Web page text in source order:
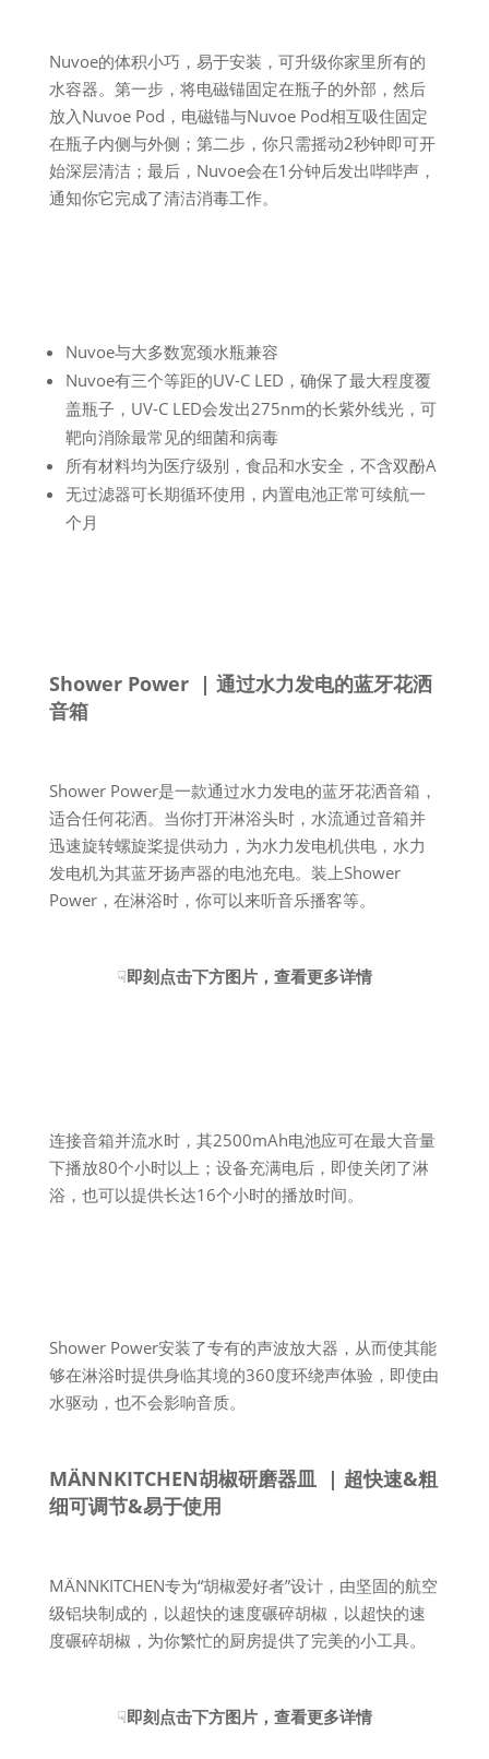
Nuvoe的体积小巧，易于安装，可升级你家里所有的
水容器。第一步，将电磁锚固定在瓶子的外部，然后
放入Nuvoe Pod，电磁锚与Nuvoe Pod相互吸住固定
在瓶子内侧与外侧；第二步，你只需摇动2秒钟即可开
始深层清洁；最后，Nuvoe会在1分钟后发出哔哔声，
通知你它完成了清洁消毒工作。
Nuvoe与大多数宽颈水瓶兼容
Nuvoe有三个等距的UV-C LED，确保了最大程度覆
盖瓶子，UV-C LED会发出275nm的长紫外线光，可
靶向消除最常见的细菌和病毒
所有材料均为医疗级别，食品和水安全，不含双酚A
无过滤器可长期循环使用，内置电池正常可续航一
个月
Shower Power | 通过水力发电的蓝牙花洒
音箱
Shower Power是一款通过水力发电的蓝牙花洒音箱，
适合任何花洒。当你打开淋浴头时，水流通过音箱并
迅速旋转螺旋桨提供动力，为水力发电机供电，水力
发电机为其蓝牙扬声器的电池充电。装上Shower
Power，在淋浴时，你可以来听音乐播客等。
☟即刻点击下方图片，查看更多详情
连接音箱并流水时，其2500mAh电池应可在最大音量
下播放80个小时以上；设备充满电后，即使关闭了淋
浴，也可以提供长达16个小时的播放时间。
Shower Power安装了专有的声波放大器，从而使其能
够在淋浴时提供身临其境的360度环绕声体验，即使由
水驱动，也不会影响音质。
MÄNNKITCHEN胡椒研磨器皿 | 超快速&粗
细可调节&易于使用
MÄNNKITCHEN专为“胡椒爱好者”设计，由坚固的航空
级铝块制成的，以超快的速度碾碎胡椒，以超快的速
度碾碎胡椒，为你繁忙的厨房提供了完美的小工具。
☟即刻点击下方图片，查看更多详情